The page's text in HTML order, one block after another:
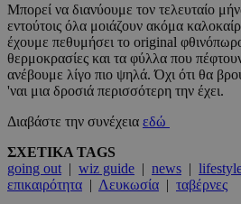
Μπορεί να διανύουμε τον τελευταίο
εντούτοις όλα μοιάζουν ακόμα
έχουμε πεθυμήσει το original
θερμοκρασίες και τα φύλλα που
ανέβουμε λίγο πιο ψηλά. Όχι ότι θα
'ναι μια δροσιά περισσότερη την έχει.
Διαβάστε την συνέχεια εδώ
ΣΧΕΤΙΚΑ TAGS
going out | wiz guide | news |
επικαιρότητα | Λευκωσία | ταβέρνες